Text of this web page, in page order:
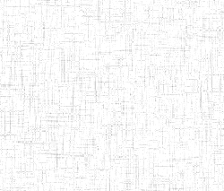
12/07/2019 ENIEG Privé